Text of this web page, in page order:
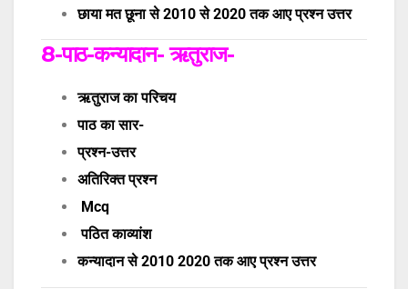
छाया मत छूना से 2010 से 2020 तक आए प्रश्न उत्तर
8-पाठ-कन्यादान- ऋतुराज-
ऋतुराज का परिचय
पाठ का सार-
प्रश्न-उत्तर
अतिरिक्त प्रश्न
Mcq
पठित काव्यांश
कन्यादान से 2010 2020 तक आए प्रश्न उत्तर